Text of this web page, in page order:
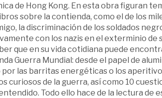
de Hong Kong. En esta obra figuran
sobre la contienda, como el de los
la discriminación de los soldados
con los nazis en el exterminio de
que en su vida cotidiana puede
Guerra Mundial: desde el papel de
las barritas energéticas o los
curiosos de la guerra, así como 10
Todo ello hace de la lectura de